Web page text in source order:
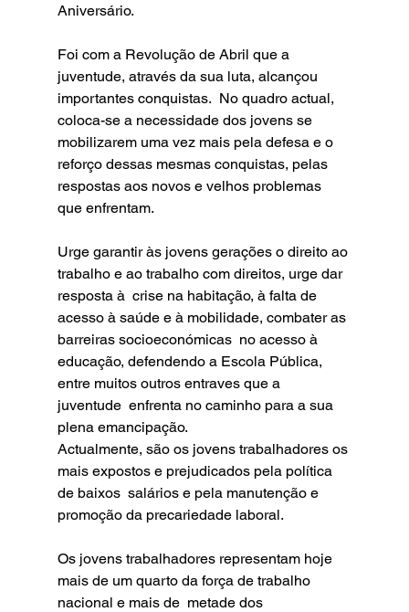
Aniversário.
Foi com a Revolução de Abril que a
juventude, através da sua luta, alcançou
importantes conquistas.  No quadro actual,
coloca-se a necessidade dos jovens se
mobilizarem uma vez mais pela defesa e o
reforço dessas mesmas conquistas, pelas
respostas aos novos e velhos problemas
que enfrentam.
Urge garantir às jovens gerações o direito ao
trabalho e ao trabalho com direitos, urge dar
resposta à  crise na habitação, à falta de
acesso à saúde e à mobilidade, combater as
barreiras socioeconómicas  no acesso à
educação, defendendo a Escola Pública,
entre muitos outros entraves que a
juventude  enfrenta no caminho para a sua
plena emancipação.
Actualmente, são os jovens trabalhadores os
mais expostos e prejudicados pela política
de baixos  salários e pela manutenção e
promoção da precariedade laboral.
Os jovens trabalhadores representam hoje
mais de um quarto da força de trabalho
nacional e mais de  metade dos